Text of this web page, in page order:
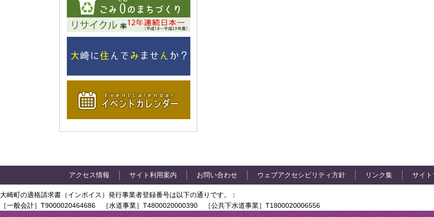
アクセス情報 サイト利用案内 お問い合わせ ウェブアクセシビリティ方針 リンク集 サイ
大崎町の適格請求書（インボイス）発行事業者登録番号は以下の通りです。：
［一般会計］T9000020464686 ［水道事業］T4800020000390 ［公共下水道事業］T1800020006556